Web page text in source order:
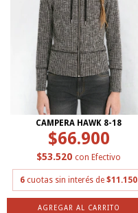
CAMPERA HAWK 8-18
$66.900
$53.520 con Efectivo
6 cuotas sin interés de $11.150
AGREGAR AL CARRITO